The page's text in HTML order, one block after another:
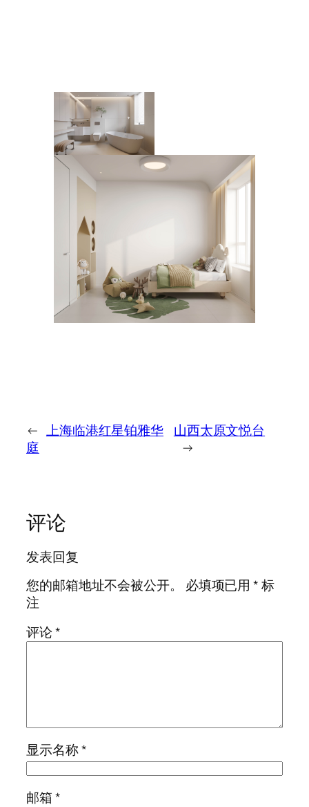
← 上海临港红星铂雅华
庭
山西太原文悦台
→
评论
发表回复
您的邮箱地址不会被公开。
必填项已用*标
注
评论*
显示名称*
邮箱*